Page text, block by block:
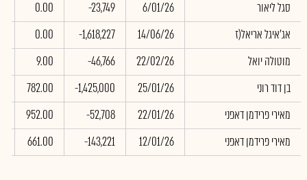
סגל ליאור
6/01/26
-23,749
0.00
אג'איגל אריאל(ז
14/06/26
-1,618,227
0.00
מוטולה יואל
22/02/26
-46,766
9.00
בן דוד רוני
25/01/26
-1,425,000
782.00
מאירי פרידמן דאפני
22/01/26
-52,708
952.00
מאירי פרידמן דאפני
12/01/26
-143,221
661.00